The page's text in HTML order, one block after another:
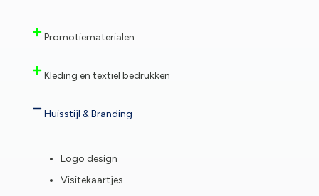
Promotiematerialen
Kleding en textiel bedrukken
Huisstijl & Branding
Logo design
Visitekaartjes